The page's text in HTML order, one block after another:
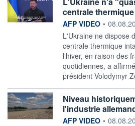
centrale
information fournie par
AFP VIDEO •
L'Ukraine ne dispose
centrale thermique
l'hiver, en raison des
quotidiennes, a
président Volodymyr
Niveau
l'industrie
information fournie par
AFP VIDEO •